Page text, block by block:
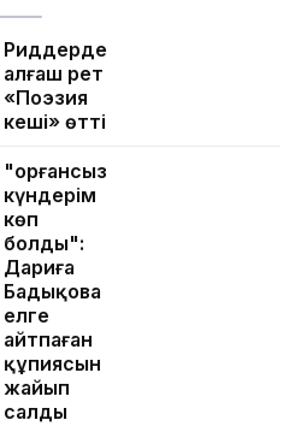
Риддерде
алғаш рет
«Поэзия
кеші» өтті
"Қорғансыз
күндерім
көп
болды":
Дариға
Бадықова
елге
айтпаған
құпиясын
жайып
салды